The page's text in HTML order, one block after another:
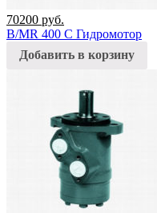
70200 руб.
B/MR 400 C Гидромотор
Добавить в корзину